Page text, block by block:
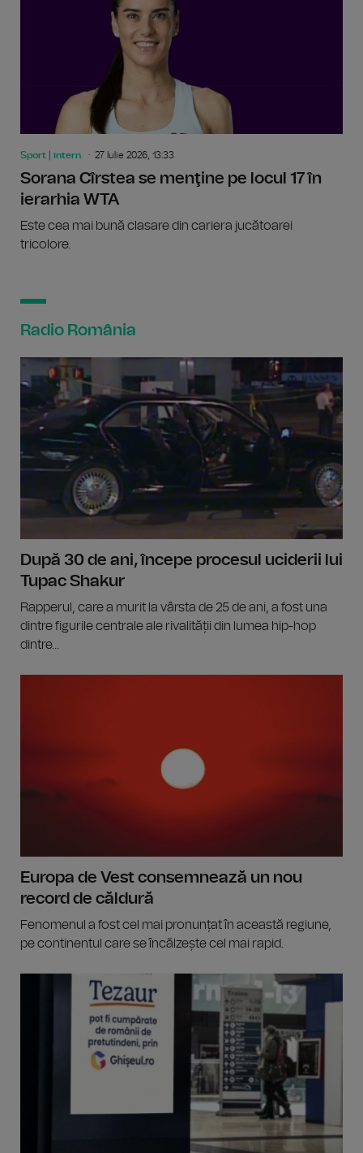
Sport | intern 27 Iulie 2026, 13:33
Sorana Cîrstea se menţine pe locul 17 în
ierarhia WTA
Este cea mai bună clasare din cariera jucătoarei
tricolore.
Radio România
După 30 de ani, începe procesul uciderii lui
Tupac Shakur
Rapperul, care a murit la vârsta de 25 de ani, a fost una
dintre figurile centrale ale rivalității din lumea hip-hop
dintre...
Europa de Vest consemnează un nou
record de căldură
Fenomenul a fost cel mai pronunțat în această regiune,
pe continentul care se încălzește cel mai rapid.